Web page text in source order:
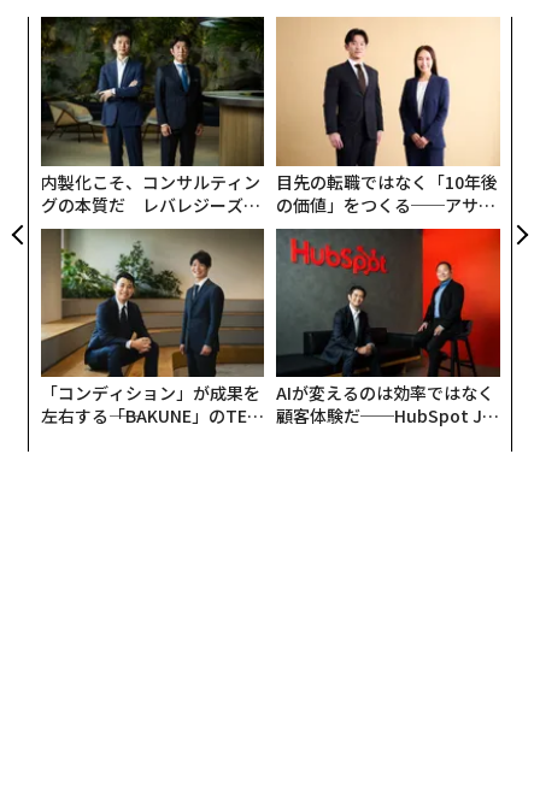
内製化こそ、コンサルティン
グの本質だ レバレジーズが
実践する、次世代ファームの
全貌
目先の転職ではなく「10年後
の価値」をつくる──アサイ
ンの長期伴走型支援とは
「コンディション」が成果を
左右する――「BAKUNE」のTEN
AIが変えるのは効率ではなく
顧客体験だ──HubSpot Ja